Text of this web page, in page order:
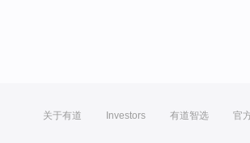
关于有道 Investors 有道智选 官